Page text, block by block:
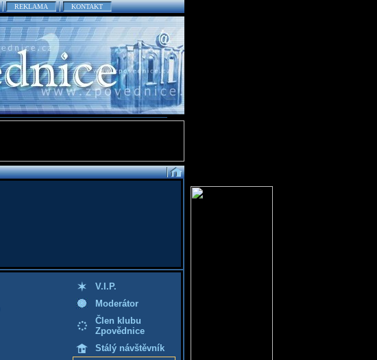
REKLAMA KONTAKT
V.I.P.
Moderátor
Člen klubu
Zpovědnice
Stálý návštěvník